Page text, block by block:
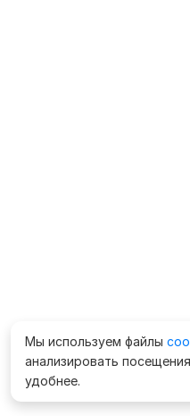
Мы используем файлы
анализировать
удобнее.